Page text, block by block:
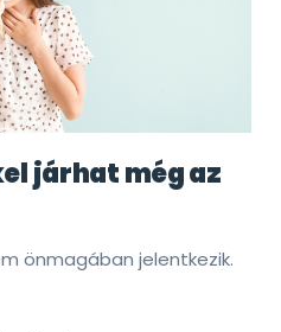
járhat még az
önmagában jelentkezik.